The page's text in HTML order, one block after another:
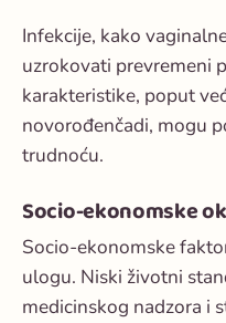
Infekcije, kako
uzrokovati prevremeni
karakteristike, poput
novorođenčadi, mogu
trudnoću.
Socio-ekonomske
Socio-ekonomske
ulogu. Niski životni
medicinskog nadzora i